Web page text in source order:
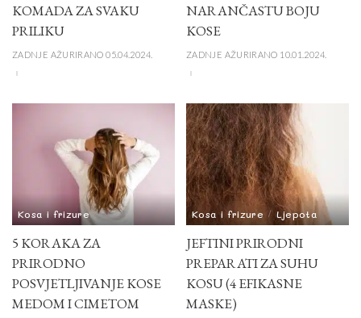
KOMADA ZA SVAKU
PRILIKU
ZADNJE AŽURIRANO 05.04.2024.
NARANČASTU BOJU
KOSE
ZADNJE AŽURIRANO 10.01.2024.
Kosa i frizure
5 KORAKA ZA
PRIRODNO
POSVJETLJIVANJE KOSE
MEDOM I CIMETOM
Kosa i frizure Ljepota
JEFTINI PRIRODNI
PREPARATI ZA SUHU
KOSU (4 EFIKASNE
MASKE)